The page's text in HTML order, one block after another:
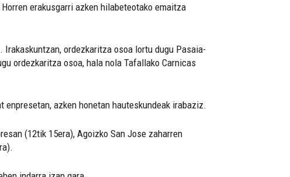
erakusgarri azken hilabeteotako emaitza
ordezkaritza osoa lortu dugu Pasaia-
ordezkaritza osoa, hala nola Tafallako Carnicas
azken honetan hauteskundeak irabaziz.
(12tik 15era), Agoizko San Jose zaharren